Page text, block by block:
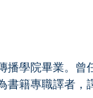
學院畢業。曾
籍專職譯者，